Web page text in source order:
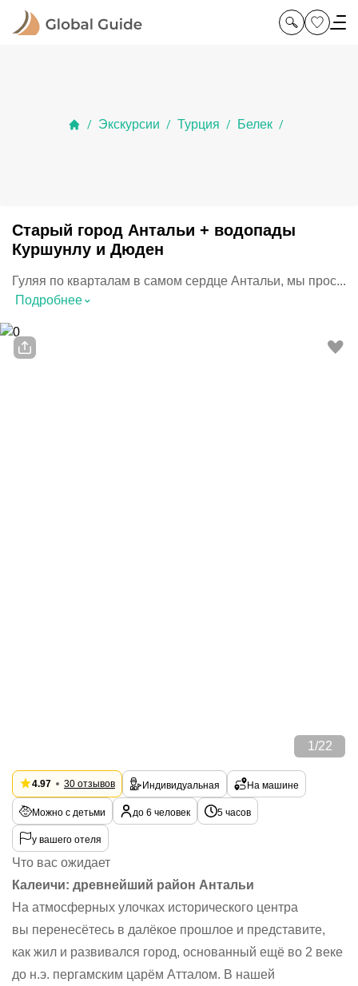
/ Экскурсии / Турция / Белек /
Старый город Антальи + водопады
Куршунлу и Дюден
Гуляя по кварталам в самом сердце Антальи, мы прос...
Подробнее⌃
1 /22
4.97 30 отзывов Индивидуальная На машине
Можно с детьми до 6 человек 5 часов
у вашего отеля
Что вас ожидает
Калеичи: древнейший район Антальи
На атмосферных улочках исторического центра
вы перенесётесь в далёкое прошлое и представите,
как жил и развивался город, основанный ещё во 2 веке
до н.э. пергамским царём Атталом. В нашей